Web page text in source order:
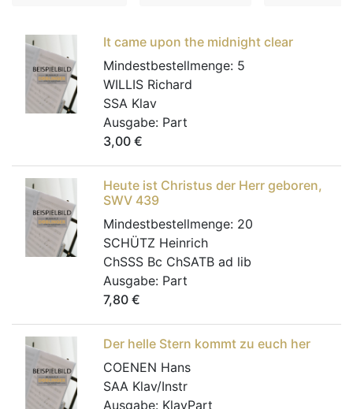
It came upon the midnight clear
Mindestbestellmenge: 5
WILLIS Richard
SSA Klav
Ausgabe: Part
3,00 €
Heute ist Christus der Herr geboren,
SWV 439
Mindestbestellmenge: 20
SCHÜTZ Heinrich
ChSSS Bc ChSATB ad lib
Ausgabe: Part
7,80 €
Der helle Stern kommt zu euch her
COENEN Hans
SAA Klav/Instr
Ausgabe: KlavPart